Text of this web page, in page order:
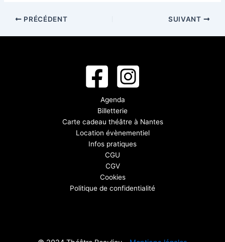
PRÉCÉDENT SUIVANT
Agenda
Billetterie
Carte cadeau théâtre à Nantes
Location évènementiel
Infos pratiques
CGU
CGV
Cookies
Politique de confidentialité